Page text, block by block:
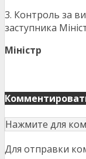
3. Контроль за
заступника
Міністр
Нажмите для
Для отправки